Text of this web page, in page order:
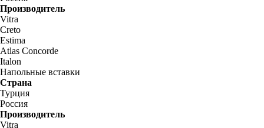
Производитель
Vitra
Creto
Estima
Atlas Concorde
Italon
Напольные вставки
Страна
Турция
Россия
Производитель
Vitra